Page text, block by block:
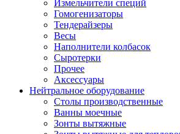
Измельчители специй
Гомогенизаторы
Тендерайзеры
Весы
Наполнители колбасок
Сыротерки
Прочее
Аксессуары
Нейтральное оборудование
Столы производственные
Ванны моечные
Зонты вытяжные